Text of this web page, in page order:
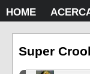
HOME
Super